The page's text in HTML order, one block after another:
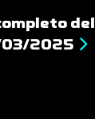
del
03/2025